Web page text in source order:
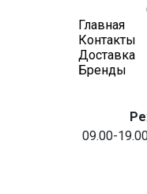
Главная
Контакты
Доставка
Бренды
09.00-